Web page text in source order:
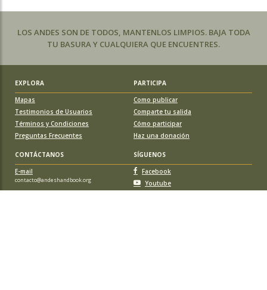
LOS ANDES SON DE TODOS, MANTENLOS LIMPIOS. BAJA TODA
TU BASURA Y CUALQUIERA QUE ENCUENTRES.
EXPLORA
PARTICIPA
Mapas
Testimonios de Usuarios
Términos y Condiciones
Preguntas Frecuentes
Como publicar
Comparte tu salida
Cómo participar
Haz una donación
CONTÁCTANOS
SÍGUENOS
E-mail
contacto@andeshandbook.org
Facebook
Youtube